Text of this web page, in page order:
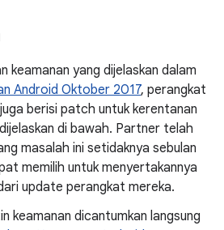
keamanan yang dijelaskan dalam
Android Oktober 2017, perangkat
berisi patch untuk kerentanan
di bawah. Partner telah
masalah ini setidaknya sebulan
memilih untuk menyertakannya
update perangkat mereka.
keamanan dicantumkan langsung